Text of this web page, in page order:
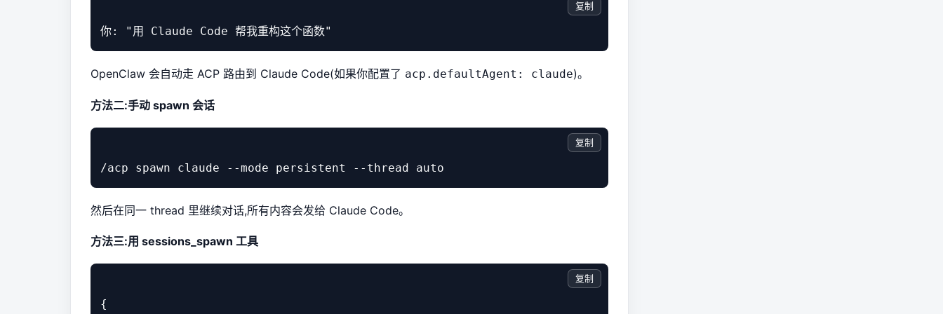
复制
OpenClaw 会自动走 ACP 路由到 Claude Code(如果你配置了 acp.defaultAgent: claude)。
方法二:手动 spawn 会话
复制
然后在同一 thread 里继续对话,所有内容会发给 Claude Code。
方法三:用 sessions_spawn 工具
{
复制